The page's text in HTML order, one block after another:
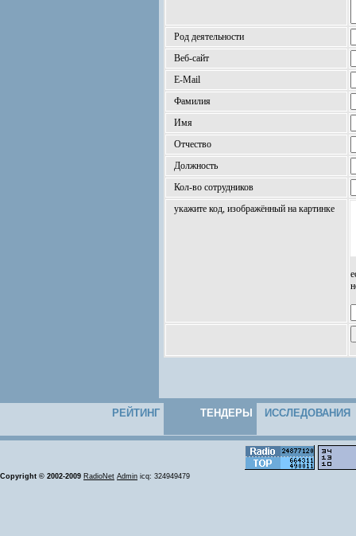
Род деятельности
Веб-сайт
E-Mail
Фамилия
Имя
Отчество
Должность
Кол-во сотрудников
укажите код, изображённый на картинке
РЕЙТИНГ ТЕНДЕРЫ ИССЛЕДОВАНИЯ
Copyright © 2002-2009 RadioNet Admin icq: 324949479